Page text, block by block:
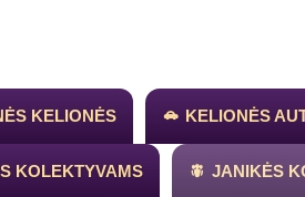
KELIONĖS KELIONĖS
KOLEKTYVAMS JANIKĖS